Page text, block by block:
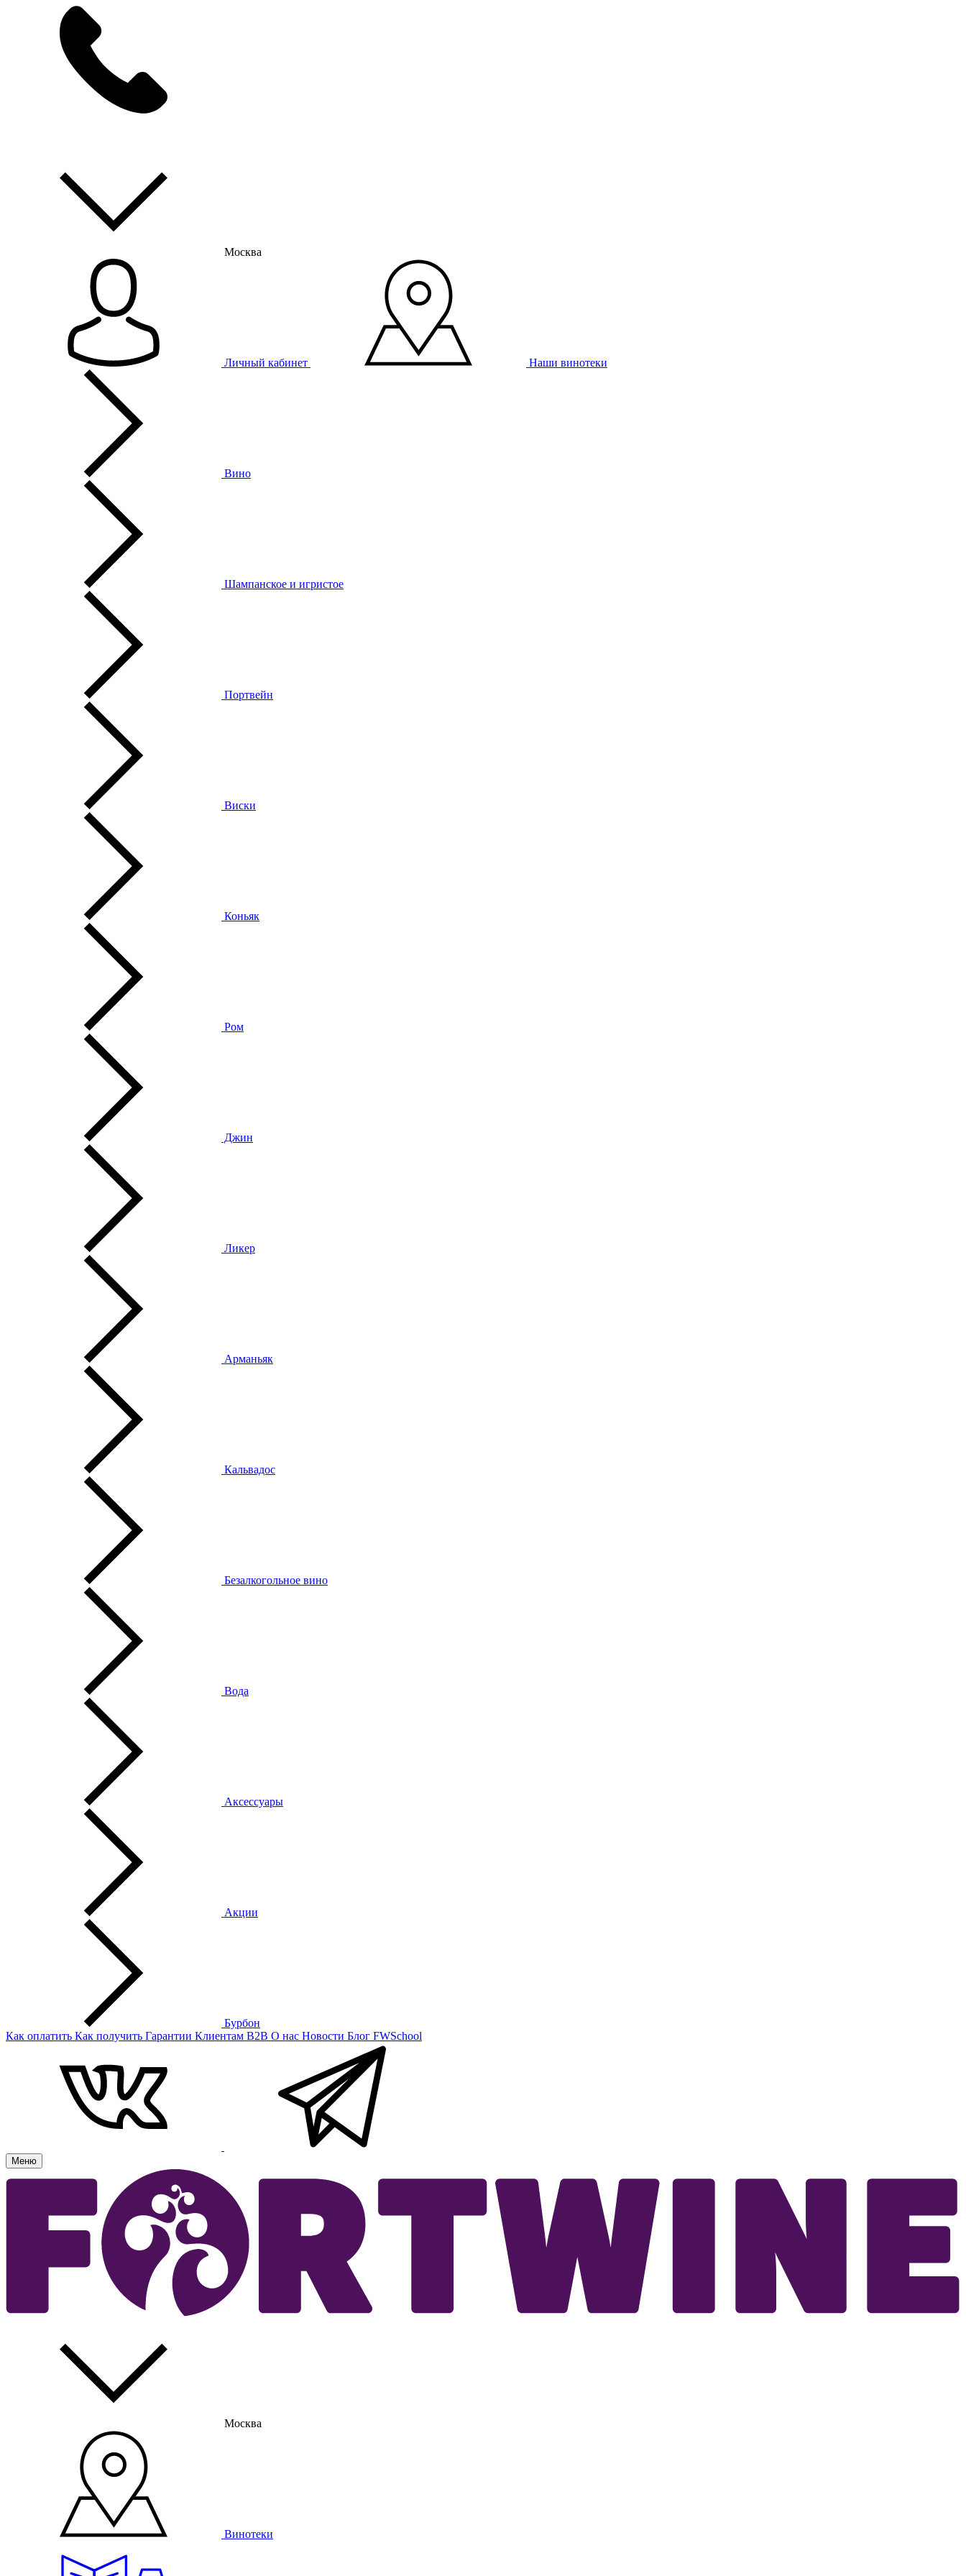
Москва
Личный кабинет Наши винотеки
Вино
Шампанское и игристое
Портвейн
Виски
Коньяк
Ром
Джин
Ликер
Арманьяк
Кальвадос
Безалкогольное вино
Вода
Аксессуары
Акции
Бурбон
Как оплатить Как получить Гарантии Клиентам B2B О нас Новости Блог FWSchool
Меню
Москва
Винотеки